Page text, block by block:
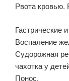
Рвота кровью.
Гастрические
Воспаление
Судорожная
чахотка у
Понос.